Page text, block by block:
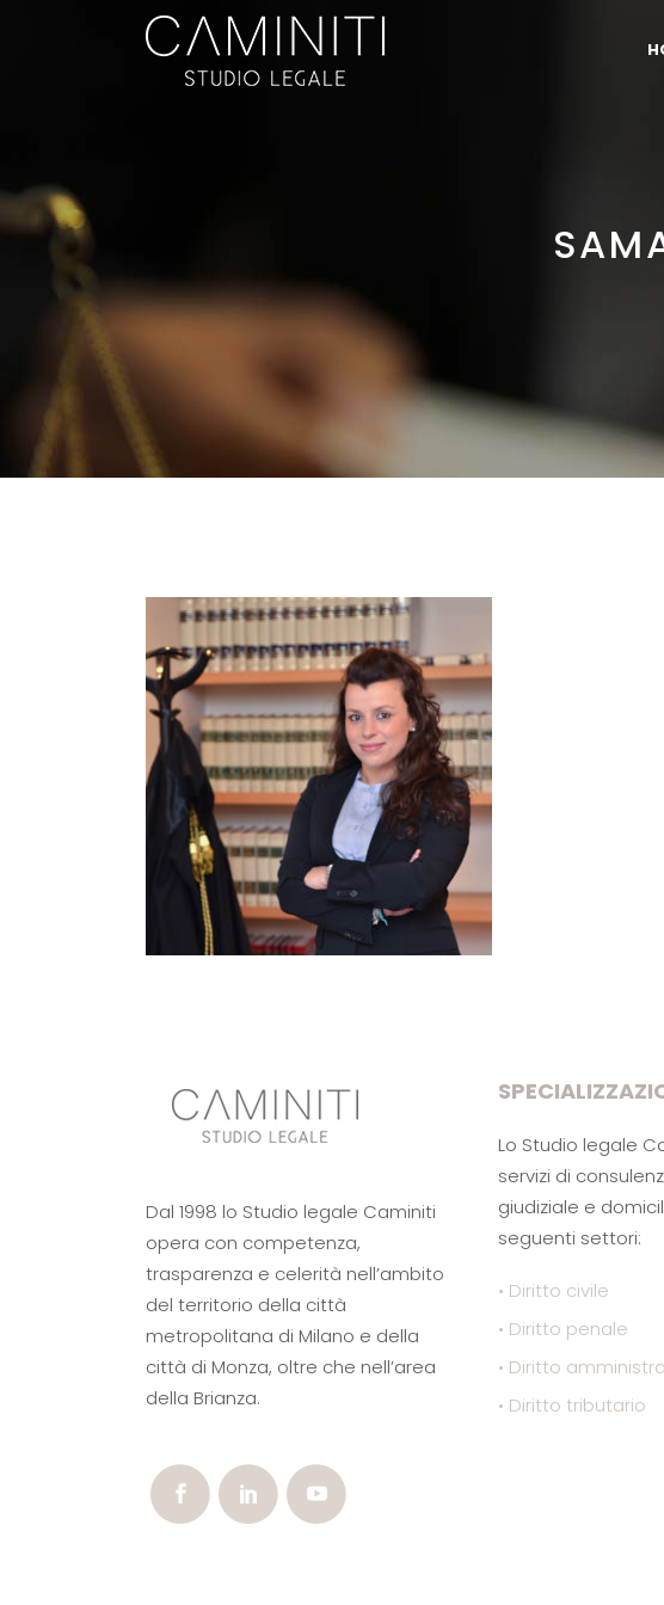
Dal 1998 lo Studio legale Caminiti
opera con competenza,
trasparenza e celerità nell’ambito
del territorio della città
metropolitana di Milano e della
città di Monza, oltre che nell’area
della Brianza.
Lo Studio legale
servizi di
giudiziale e
seguenti settori:
• Diritto civile
• Diritto penale
• Diritto
• Diritto tributario